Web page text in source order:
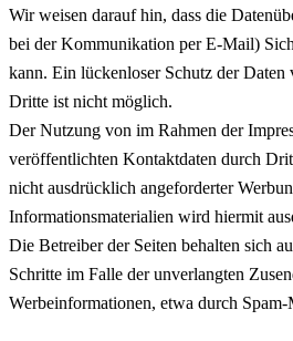
Wir weisen darauf hin, dass die
bei der Kommunikation per E-Mail)
kann. Ein lückenloser Schutz der
Dritte ist nicht möglich.
Der Nutzung von im Rahmen der
veröffentlichten Kontaktdaten durch
nicht ausdrücklich angeforderter
Informationsmaterialien wird hiermit
Die Betreiber der Seiten behalten sich
Schritte im Falle der unverlangten
Werbeinformationen, etwa durch Spam-